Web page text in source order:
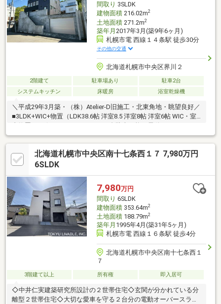
間取り 3SLDK
建物面積216.02m2
土地面積271.2m2
築年月 2017年3月(築9年6ヶ月)
札幌市電 西線１４条駅 徒歩30分
その他の交通
北海道札幌市中央区界川２
2階建て 駐車場あり
駐車2台
システムキッチン
床暖房 浴室乾燥機
＼平成29年3月築・（株）Atelier-D旧施工・北東角地・眺望良好／
■3LDK+WIC+物置（LDK38.6帖 洋室8.5 洋室8帖 洋室6帖 WIC・室
■灯油給湯器エコフィール■天井埋込型エアコン（LDK部分）■リ
ビング小上がり畳スペース（掘りごたつ・カウンター）■トイレ2
カ所・洗面所2カ所（1階・2階）・パントリー■床暖房・ウォーク
インクローゼット・バルコニー■リフォーム履歴（令和7年6月下
工・畳新規交換】お気軽にお問い合わせ下ください♪
北海道札幌市中央区南十七条西１７ 7,980万円
6SLDK
7,980万円
間取り 6SLDK
建物面積353.64m2
土地面積188.79m2
築年月 1995年4月(築31年5ヶ月)
札幌市電 西線１６条駅 徒歩4分
北海道札幌市中央区南十七条西１
７
3階建て以上 所有権 即入居可
◇中井仁実建築研究所設計の２世帯住宅◇玄関が分かれている分
離型２世帯住宅◇大切な愛車を守る２台分の電動オーバースライ